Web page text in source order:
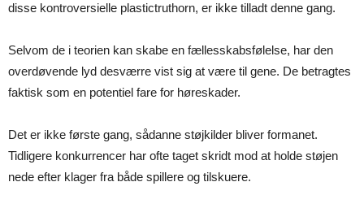
disse kontroversielle plastictruthorn, er ikke tilladt denne gang.
Selvom de i teorien kan skabe en fællesskabsfølelse, har den
overdøvende lyd desværre vist sig at være til gene. De betragtes
faktisk som en potentiel fare for høreskader.
Det er ikke første gang, sådanne støjkilder bliver formanet.
Tidligere konkurrencer har ofte taget skridt mod at holde støjen
nede efter klager fra både spillere og tilskuere.